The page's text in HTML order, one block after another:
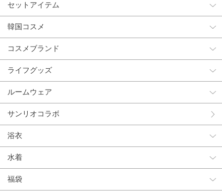
セットアイテム
韓国コスメ
コスメブランド
ライフグッズ
ルームウェア
サンリオコラボ
浴衣
水着
福袋